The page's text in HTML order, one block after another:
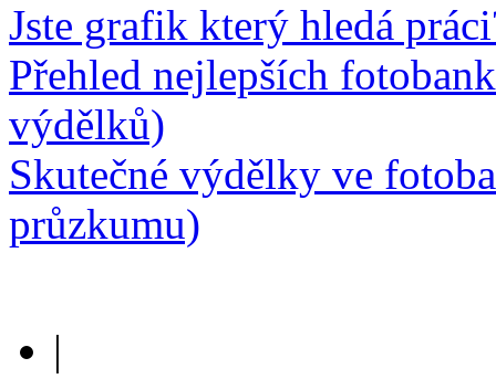
Jste grafik který hledá
Přehled nejlepších
výdělků)
Skutečné výdělky ve
průzkumu)
|